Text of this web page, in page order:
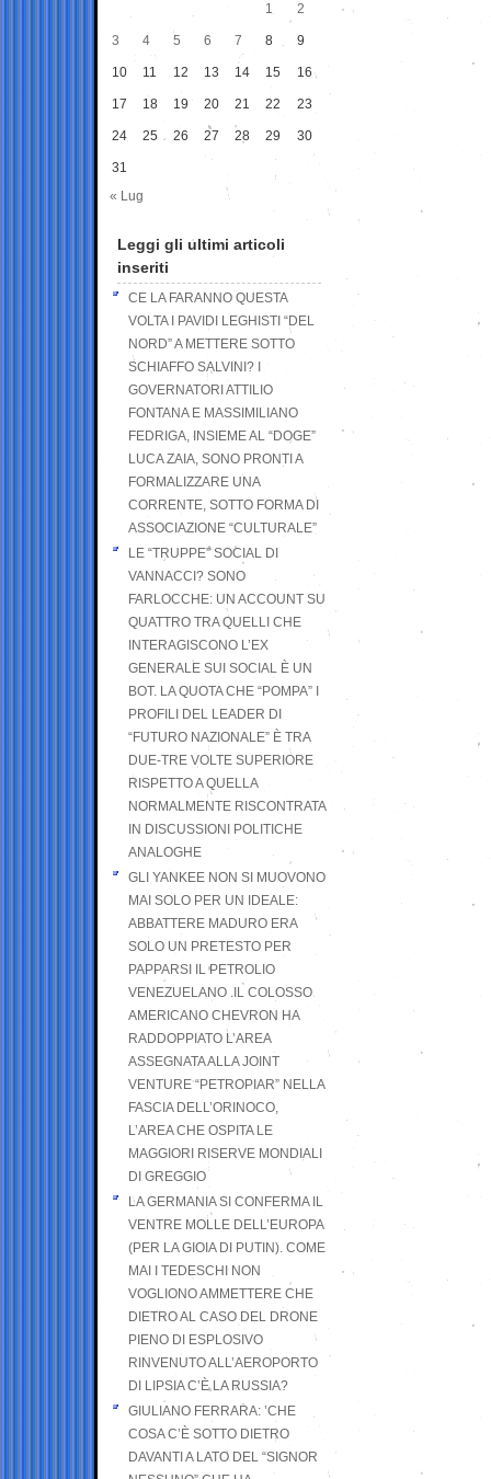
1
2
3 4 5 6 7 8 9
10 11 12 13 14 15 16
17 18 19 20 21 22 23
24 25 26 27 28 29 30
31
« Lug
Leggi gli ultimi articoli
inseriti
CE LA FARANNO QUESTA
VOLTA I PAVIDI LEGHISTI “DEL
NORD” A METTERE SOTTO
SCHIAFFO SALVINI? I
GOVERNATORI ATTILIO
FONTANA E MASSIMILIANO
FEDRIGA, INSIEME AL “DOGE”
LUCA ZAIA, SONO PRONTI A
FORMALIZZARE UNA
CORRENTE, SOTTO FORMA DI
ASSOCIAZIONE “CULTURALE”
LE “TRUPPE” SOCIAL DI
VANNACCI? SONO
FARLOCCHE: UN ACCOUNT SU
QUATTRO TRA QUELLI CHE
INTERAGISCONO L’EX
GENERALE SUI SOCIAL È UN
BOT. LA QUOTA CHE “POMPA” I
PROFILI DEL LEADER DI
“FUTURO NAZIONALE” È TRA
DUE-TRE VOLTE SUPERIORE
RISPETTO A QUELLA
NORMALMENTE RISCONTRATA
IN DISCUSSIONI POLITICHE
ANALOGHE
GLI YANKEE NON SI MUOVONO
MAI SOLO PER UN IDEALE:
ABBATTERE MADURO ERA
SOLO UN PRETESTO PER
PAPPARSI IL PETROLIO
VENEZUELANO .IL COLOSSO
AMERICANO CHEVRON HA
RADDOPPIATO L’AREA
ASSEGNATA ALLA JOINT
VENTURE “PETROPIAR” NELLA
FASCIA DELL’ORINOCO,
L’AREA CHE OSPITA LE
MAGGIORI RISERVE MONDIALI
DI GREGGIO
LA GERMANIA SI CONFERMA IL
VENTRE MOLLE DELL’EUROPA
(PER LA GIOIA DI PUTIN). COME
MAI I TEDESCHI NON
VOGLIONO AMMETTERE CHE
DIETRO AL CASO DEL DRONE
PIENO DI ESPLOSIVO
RINVENUTO ALL’AEROPORTO
DI LIPSIA C’È LA RUSSIA?
GIULIANO FERRARA: ’CHE
COSA C’È SOTTO DIETRO
DAVANTI A LATO DEL “SIGNOR